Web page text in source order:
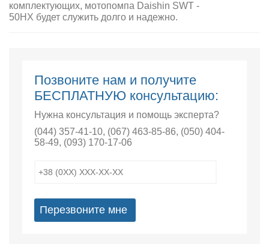
комплектующих, мотопомпа Daishin SWT -
50HX будет служить долго и надежно.
Позвоните нам и получите
БЕСПЛАТНУЮ консультацию:
Нужна консультация и помощь эксперта?
(044) 357-41-10, (067) 463-85-86, (050) 404-
58-49, (093) 170-17-06
Перезвоните мне